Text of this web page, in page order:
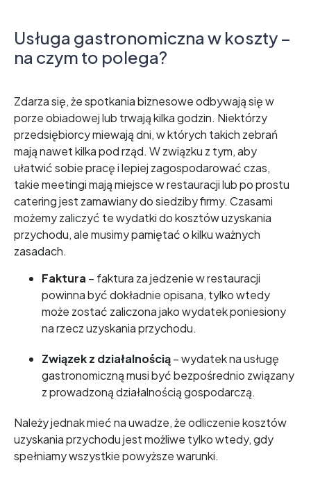
Usługa gastronomiczna w koszty –
na czym to polega?
Zdarza się, że spotkania biznesowe odbywają się w
porze obiadowej lub trwają kilka godzin. Niektórzy
przedsiębiorcy miewają dni, w których takich zebrań
mają nawet kilka pod rząd. W związku z tym, aby
ułatwić sobie pracę i lepiej zagospodarować czas,
takie meetingi mają miejsce w restauracji lub po prostu
catering jest zamawiany do siedziby firmy. Czasami
możemy zaliczyć te wydatki do kosztów uzyskania
przychodu, ale musimy pamiętać o kilku ważnych
zasadach.
Faktura – faktura za jedzenie w restauracji
powinna być dokładnie opisana, tylko wtedy
może zostać zaliczona jako wydatek poniesiony
na rzecz uzyskania przychodu.
Związek z działalnością– wydatek na usługę
gastronomiczną musi być bezpośrednio związany
z prowadzoną działalnością gospodarczą.
Należy jednak mieć na uwadze, że odliczenie kosztów
uzyskania przychodu jest możliwe tylko wtedy, gdy
spełniamy wszystkie powyższe warunki.